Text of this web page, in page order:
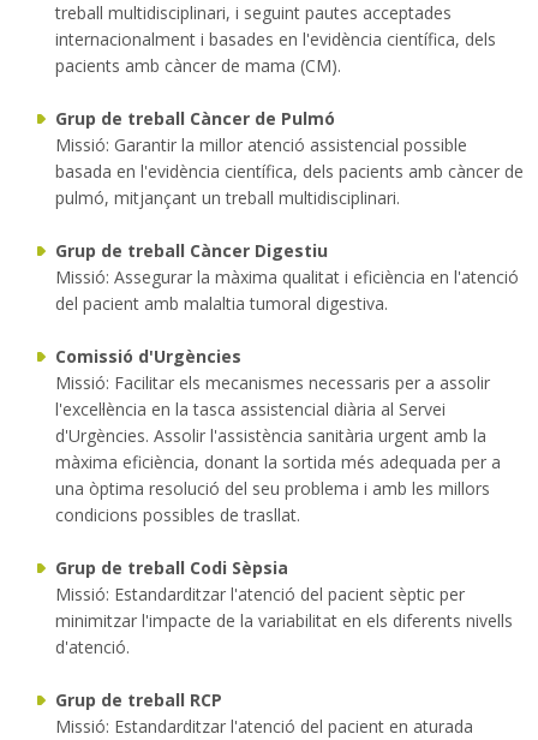
treball multidisciplinari, i seguint pautes acceptades
internacionalment i basades en l'evidència científica, dels
pacients amb càncer de mama (CM).
Grup de treball Càncer de Pulmó
Missió: Garantir la millor atenció assistencial possible
basada en l'evidència científica, dels pacients amb càncer de
pulmó, mitjançant un treball multidisciplinari.
Grup de treball Càncer Digestiu
Missió: Assegurar la màxima qualitat i eficiència en l'atenció
del pacient amb malaltia tumoral digestiva.
Comissió d'Urgències
Missió: Facilitar els mecanismes necessaris per a assolir
l'excel·lència en la tasca assistencial diària al Servei
d'Urgències. Assolir l'assistència sanitària urgent amb la
màxima eficiència, donant la sortida més adequada per a
una òptima resolució del seu problema i amb les millors
condicions possibles de trasllat.
Grup de treball Codi Sèpsia
Missió: Estandarditzar l'atenció del pacient sèptic per
minimitzar l'impacte de la variabilitat en els diferents nivells
d'atenció.
Grup de treball RCP
Missió: Estandarditzar l'atenció del pacient en aturada